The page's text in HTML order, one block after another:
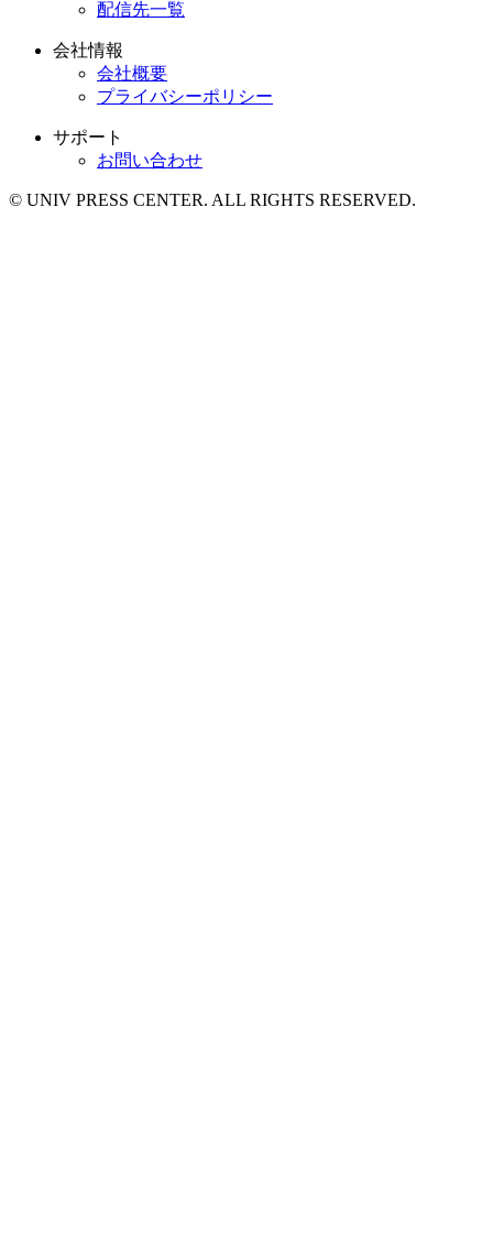
配信先一覧
会社情報
会社概要
プライバシーポリシー
サポート
お問い合わせ
© UNIV PRESS CENTER. ALL RIGHTS RESERVED.